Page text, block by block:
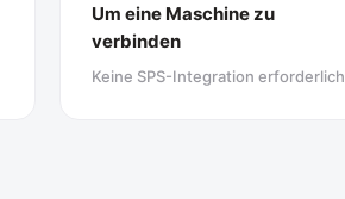
Um eine Maschine zu
verbinden
Keine SPS-Integration erforderlich